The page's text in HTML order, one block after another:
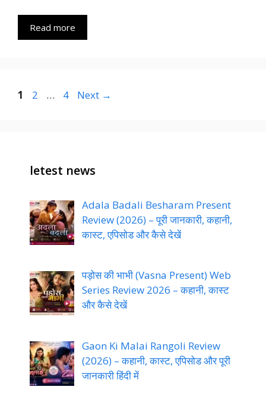
Read more
Page
1 Page
2 … Page
4 Next →
letest news
Adala Badali Besharam Present
Review (2026) – पूरी जानकारी, कहानी,
कास्ट, एपिसोड और कैसे देखें
पड़ोस की भाभी (Vasna Present) Web
Series Review 2026 – कहानी, कास्ट
और कैसे देखें
Gaon Ki Malai Rangoli Review
(2026) – कहानी, कास्ट, एपिसोड और पूरी
जानकारी हिंदी में